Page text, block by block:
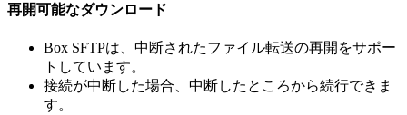
再開可能なダウンロード
Box SFTPは、中断されたファイル転送の再開をサポー
トしています。
接続が中断した場合、中断したところから続行できま
す。